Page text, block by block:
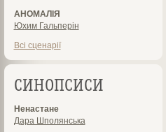
АНОМАЛІЯ
Юхим Гальперін
Всі сценарії
СИНОПСИСИ
Ненастане
Дара Шполянська